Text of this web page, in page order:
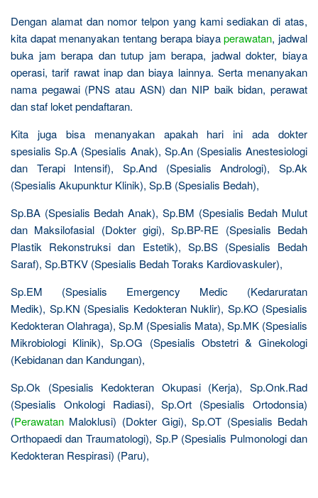
Dengan alamat dan nomor telpon yang kami sediakan di atas,
kita dapat menanyakan tentang berapa biayaperawatan, jadwal
buka jam berapa dan tutup jam berapa, jadwal dokter, biaya
operasi, tarif rawat inap dan biaya lainnya. Serta menanyakan
nama pegawai (PNS atau ASN) dan NIP baik bidan, perawat
dan staf loket pendaftaran.
Kita juga bisa menanyakan apakah hari ini ada dokter
spesialis Sp.A (Spesialis Anak), Sp.An (Spesialis Anestesiologi
dan Terapi Intensif), Sp.And (Spesialis Andrologi), Sp.Ak
(Spesialis Akupunktur Klinik), Sp.B (Spesialis Bedah),
Sp.BA (Spesialis Bedah Anak), Sp.BM (Spesialis Bedah Mulut
dan Maksilofasial (Dokter gigi), Sp.BP-RE (Spesialis Bedah
Plastik Rekonstruksi dan Estetik), Sp.BS (Spesialis Bedah
Saraf), Sp.BTKV (Spesialis Bedah Toraks Kardiovaskuler),
Sp.EM (Spesialis Emergency Medic (Kedaruratan
Medik), Sp.KN (Spesialis Kedokteran Nuklir), Sp.KO (Spesialis
Kedokteran Olahraga), Sp.M (Spesialis Mata), Sp.MK (Spesialis
Mikrobiologi Klinik), Sp.OG (Spesialis Obstetri & Ginekologi
(Kebidanan dan Kandungan),
Sp.Ok (Spesialis Kedokteran Okupasi (Kerja), Sp.Onk.Rad
(Spesialis Onkologi Radiasi), Sp.Ort (Spesialis Ortodonsia)
(Perawatan Maloklusi) (Dokter Gigi), Sp.OT (Spesialis Bedah
Orthopaedi dan Traumatologi), Sp.P (Spesialis Pulmonologi dan
Kedokteran Respirasi) (Paru),